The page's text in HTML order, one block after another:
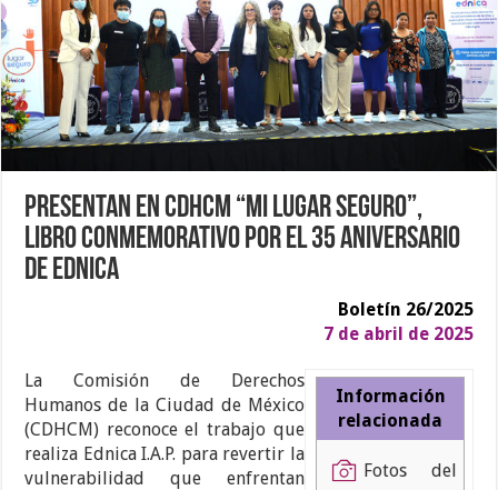
Presentan en CDHCM “Mi lugar seguro”,
libro conmemorativo por el 35 Aniversario
de Ednica
Boletín 26/2025
7 de abril de 2025
Información
relacionada
Fotos del
La Comisión de Derechos
Humanos de la Ciudad de México
(CDHCM) reconoce el trabajo que
realiza Ednica I.A.P. para revertir la
vulnerabilidad que enfrentan